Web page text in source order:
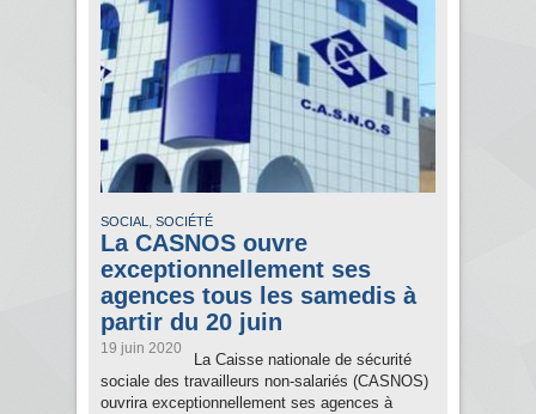
SOCIAL , SOCIÉTÉ
La CASNOS ouvre
exceptionnellement ses
agences tous les samedis à
partir du 20 juin
19 juin 2020
La Caisse nationale de sécurité
sociale des travailleurs non-salariés (CASNOS)
ouvrira exceptionnellement ses agences à